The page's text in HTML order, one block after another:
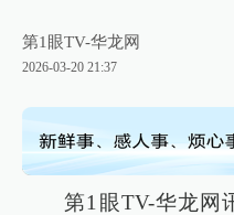
第1眼TV-华龙网
2026-03-20 21:37
第1眼TV-华龙网